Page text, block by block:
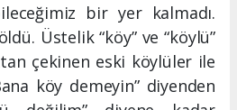
bir yer kalmadı.
Üstelik “köy” ve “köylü”
çekinen eski köylüler ile
köy demeyin” diyenden